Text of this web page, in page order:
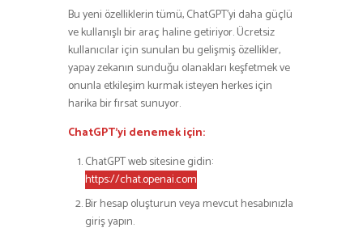
Bu yeni özelliklerin tümü, ChatGPT’yi daha güçlü
ve kullanışlı bir araç haline getiriyor. Ücretsiz
kullanıcılar için sunulan bu gelişmiş özellikler,
yapay zekanın sunduğu olanakları keşfetmek ve
onunla etkileşim kurmak isteyen herkes için
harika bir fırsat sunuyor.
ChatGPT’yi denemek için:
ChatGPT web sitesine gidin:
https://chat.openai.com
Bir hesap oluşturun veya mevcut hesabınızla
giriş yapın.